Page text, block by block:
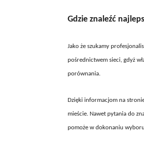
Gdzie znaleźć
Jako że szukamy
pośrednictwem sieci, gdyż
porównania.
Dzięki informacjom na
mieście. Nawet pytania do
pomoże w dokonaniu